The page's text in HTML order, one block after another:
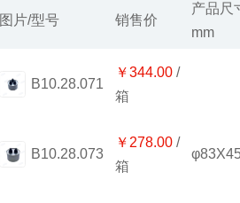
图片/型号
销售价
mm
B10.28.071
￥344.00
箱
B10.28.073
￥278.00
箱